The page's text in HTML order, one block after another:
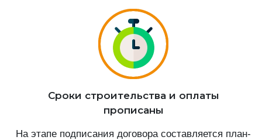
Сроки строительства и оплаты
прописаны
На этапе подписания договора составляется план-